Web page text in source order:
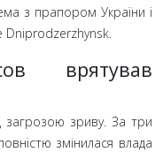
з прапором України і
Dniprodzerzhynsk.
врятував
загрозою зриву. За три
змінилася влада